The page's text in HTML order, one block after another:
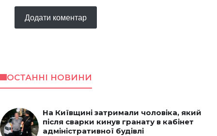
ОСТАННІ НОВИНИ
На Київщині затримали чоловіка, який
після сварки кинув гранату в кабінет
адміністративної будівлі